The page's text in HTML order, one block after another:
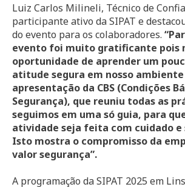
Luiz Carlos Milineli, Técnico de
participante ativo da SIPAT e
do evento para os colaboradores.
evento foi muito gratificante pois
oportunidade de aprender um
atitude segura em nosso
apresentação da CBS (Condições
Segurança), que reuniu todas as
seguimos em uma só guia, para
atividade seja feita com cuidado e
Isto mostra o compromisso da
valor segurança”.
A programação da SIPAT 2025 em